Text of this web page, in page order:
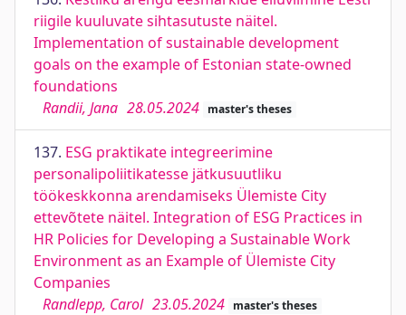
riigile kuuluvate sihtasutuste näitel.
Implementation of sustainable development
goals on the example of Estonian state-owned
foundations
Randii, Jana 28.05.2024 master's theses
137. ESG praktikate integreerimine
personalipoliitikatesse jätkusuutliku
töökeskkonna arendamiseks Ülemiste City
ettevõtete näitel. Integration of ESG Practices in
HR Policies for Developing a Sustainable Work
Environment as an Example of Ülemiste City
Companies
Randlepp, Carol 23.05.2024 master's theses